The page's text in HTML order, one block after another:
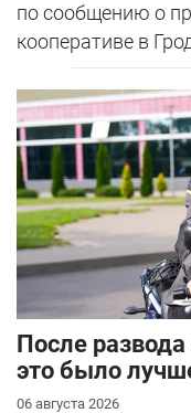
по сообщению о
кооперативе в
После
это было
06 августа 2026